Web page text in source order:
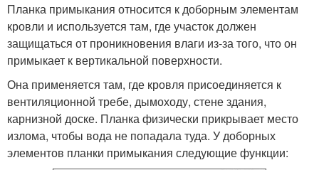
Планка примыкания относится к доборным элементам
кровли и используется там, где участок должен
защищаться от проникновения влаги из-за того, что он
примыкает к вертикальной поверхности.
Она применяется там, где кровля присоединяется к
вентиляционной требе, дымоходу, стене здания,
карнизной доске. Планка физически прикрывает место
излома, чтобы вода не попадала туда. У доборных
элементов планки примыкания следующие функции: